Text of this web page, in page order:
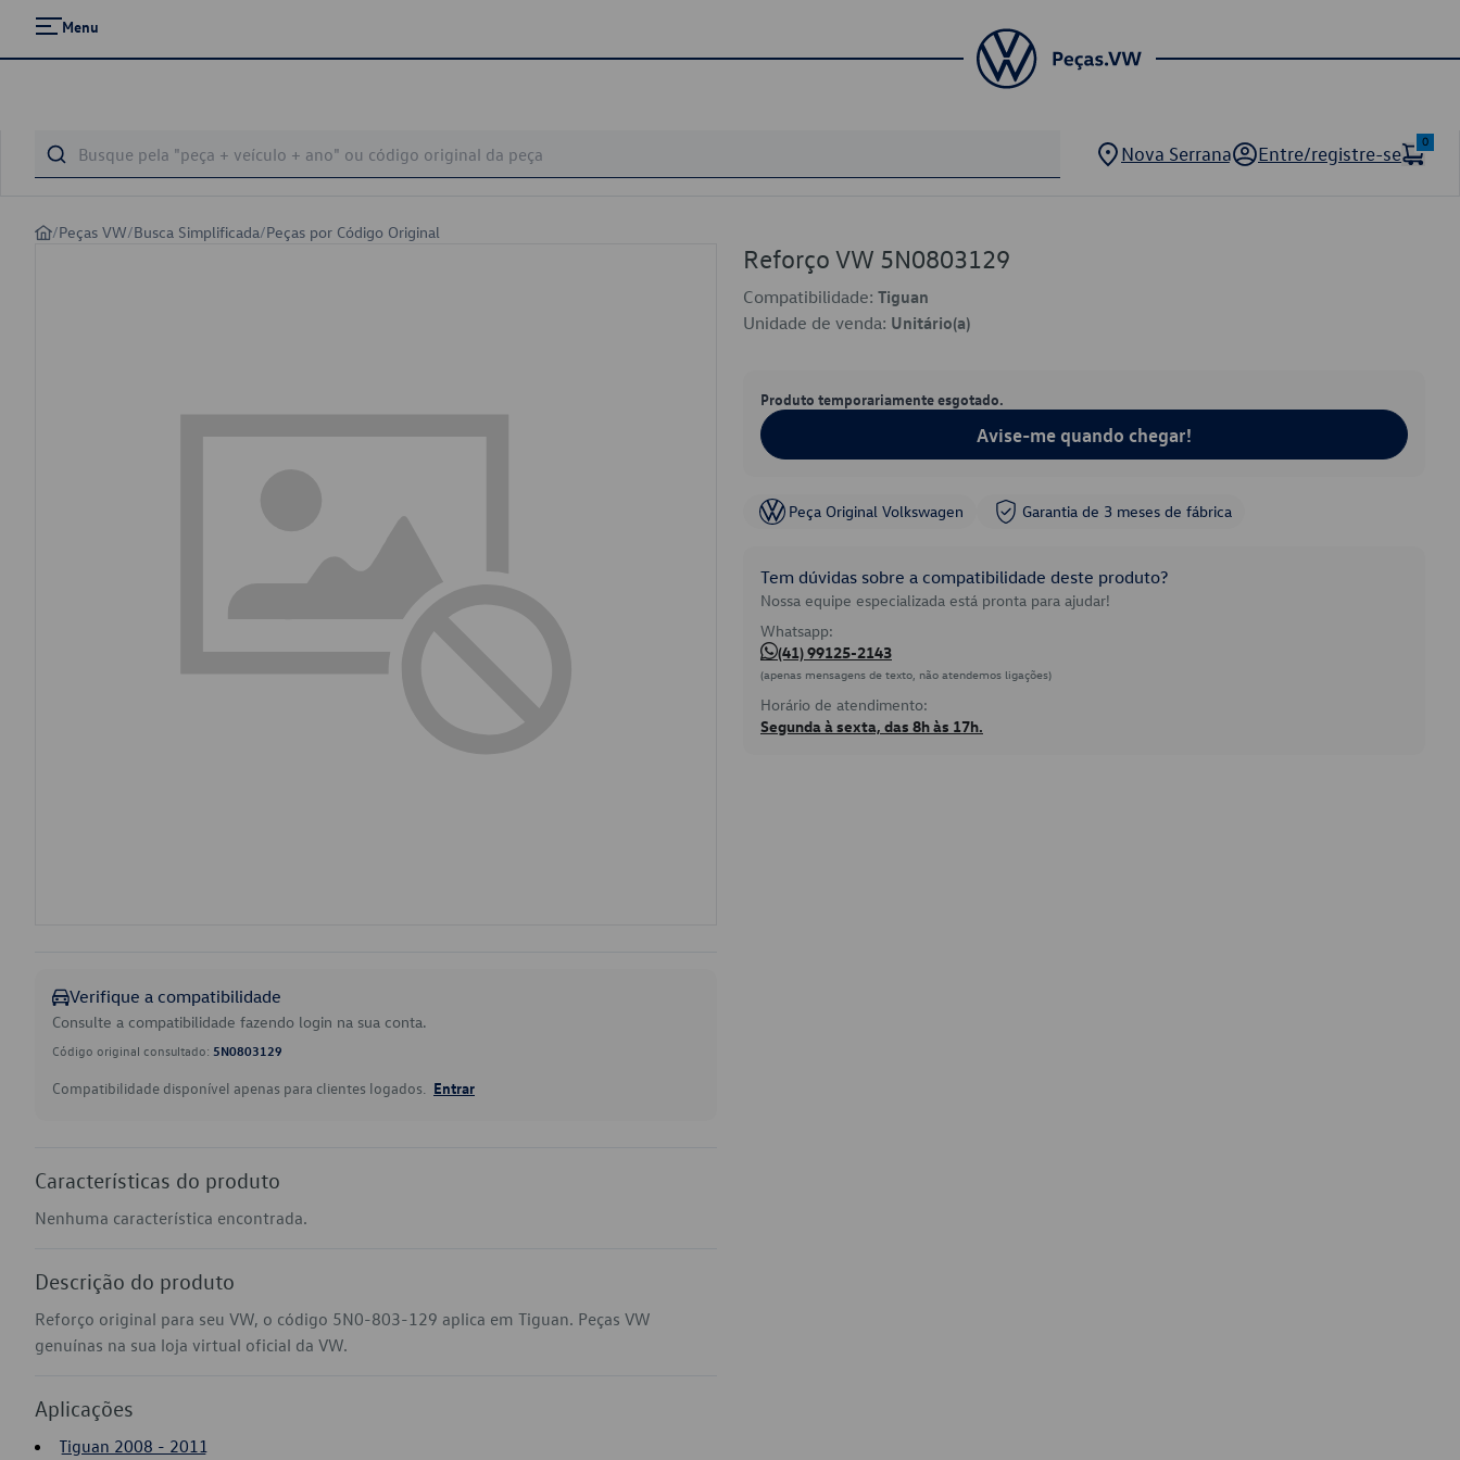
Menu
Nova Serrana Entre/registre-se
0
/Peças VW/Busca Simplificada/Peças por Código Original
Verifique a compatibilidade
Consulte a compatibilidade fazendo login na sua conta.
Código original consultado: 5N0803129
Compatibilidade disponível apenas para clientes logados. Entrar
Características do produto
Nenhuma característica encontrada.
Descrição do produto
Reforço original para seu VW, o código 5N0-803-129 aplica em Tiguan. Peças VW
genuínas na sua loja virtual oficial da VW.
Aplicações
Tiguan 2008 - 2011
Reforço VW 5N0803129
Compatibilidade: Tiguan
Unidade de venda: Unitário(a)
Produto temporariamente esgotado.
Avise-me quando chegar!
Peça Original Volkswagen Garantia de 3 meses de fábrica
Tem dúvidas sobre a compatibilidade deste produto?
Nossa equipe especializada está pronta para ajudar!
Whatsapp:
(41) 99125-2143
(apenas mensagens de texto, não atendemos ligações)
Horário de atendimento:
Segunda à sexta, das 8h às 17h.